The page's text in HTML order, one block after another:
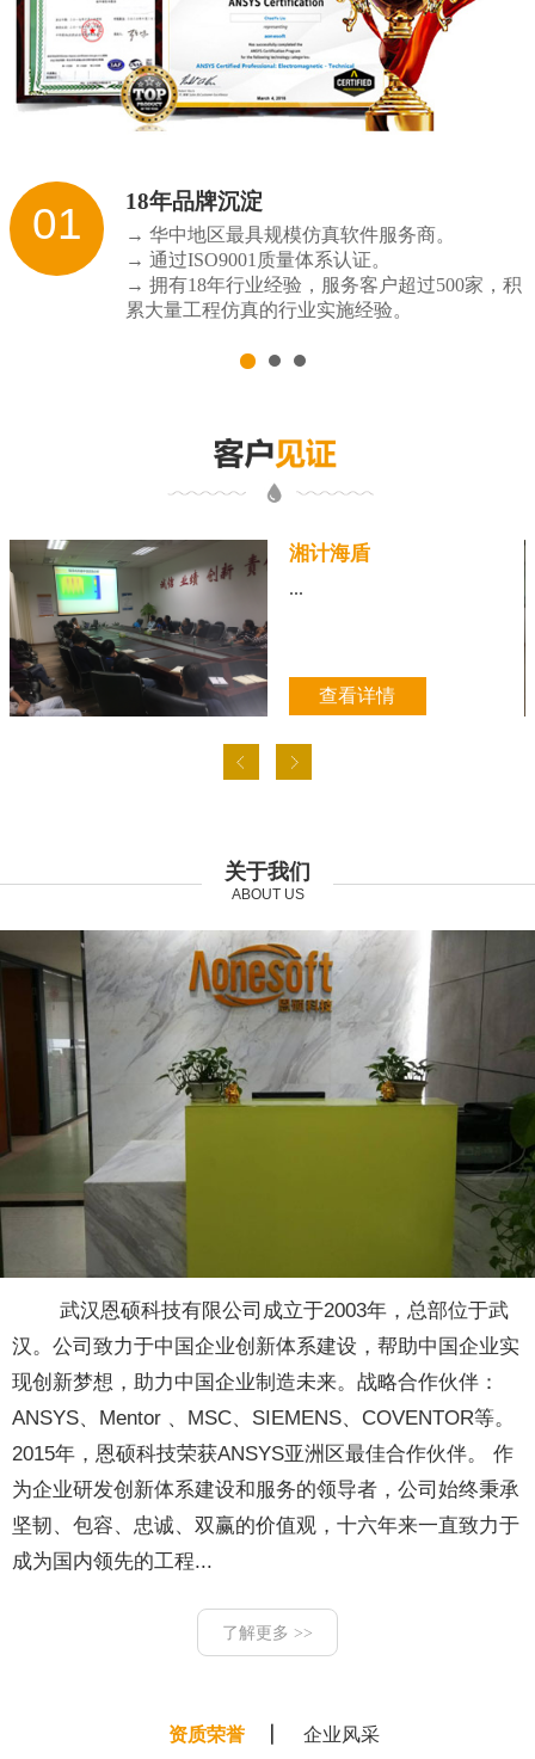
01 18年品牌沉淀
→ 华中地区最具规模仿真软件服务商。
→ 通过ISO9001质量体系认证。
→ 拥有18年行业经验，服务客户超过500家，积
累大量工程仿真的行业实施经验。
湘计海盾
...
查看详情
关于我们
ABOUT US
武汉恩硕科技有限公司成立于2003年，总部位于武
汉。公司致力于中国企业创新体系建设，帮助中国企业实
现创新梦想，助力中国企业制造未来。战略合作伙伴：
ANSYS、Mentor 、MSC、SIEMENS、COVENTOR等。
2015年，恩硕科技荣获ANSYS亚洲区最佳合作伙伴。 作
为企业研发创新体系建设和服务的领导者，公司始终秉承
坚韧、包容、忠诚、双赢的价值观，十六年来一直致力于
成为国内领先的工程...
了解更多 >>
资质荣誉 企业风采